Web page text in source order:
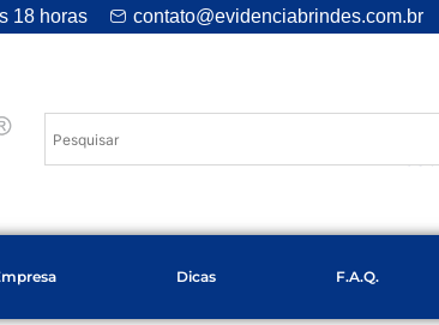
18 horas contato@evidenciabrindes.com.br
Dicas F.A.Q.